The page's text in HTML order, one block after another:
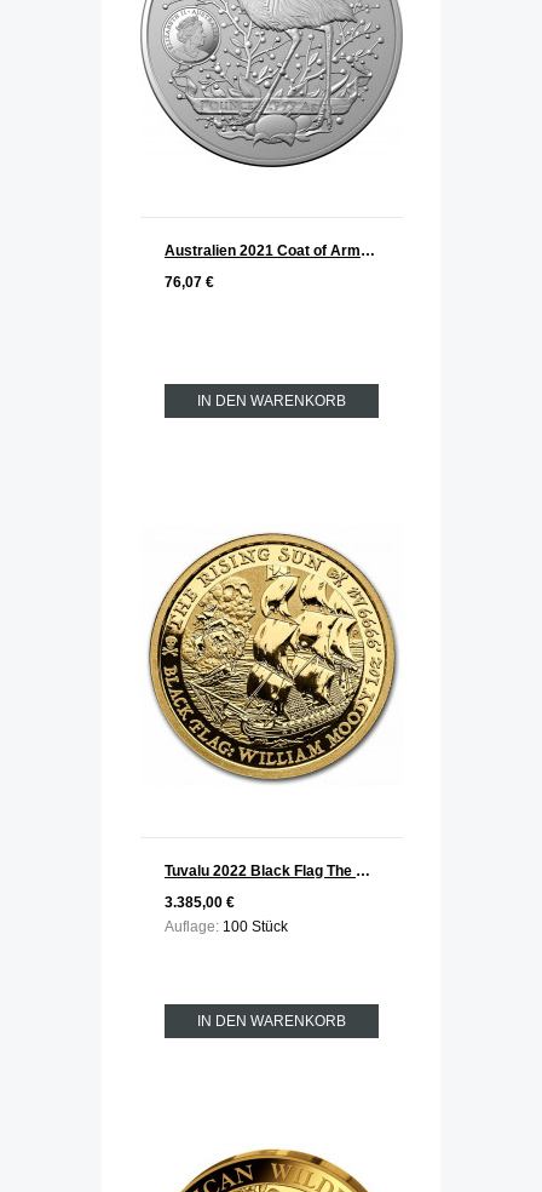
Australien 2021 Coat of Arms silber 1 oz
76,07 €
IN DEN WARENKORB
Tuvalu 2022 Black Flag The Rising Sun Piratenschiff Gold 1 oz
3.385,00 €
Auflage: 100 Stück
IN DEN WARENKORB